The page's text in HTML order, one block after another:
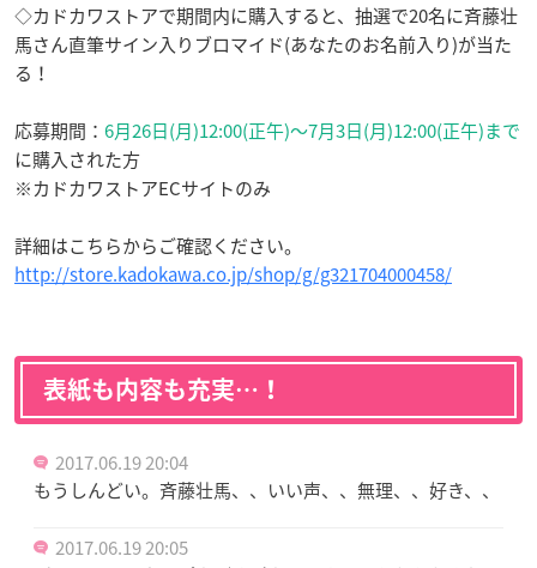
◇カドカワストアで期間内に購入すると、抽選で20名に斉藤壮
馬さん直筆サイン入りブロマイド(あなたのお名前入り)が当た
る！
応募期間： 6月26日(月)12:00(正午)〜7月3日(月)12:00(正午)まで
に購入された方
※カドカワストアECサイトのみ
詳細はこちらからご確認ください。
http://store.kadokawa.co.jp/shop/g/g321704000458/
表紙も内容も充実…！
2017.06.19 20:04
もうしんどい。斉藤壮馬、、いい声、、無理、、好き、、
2017.06.19 20:05